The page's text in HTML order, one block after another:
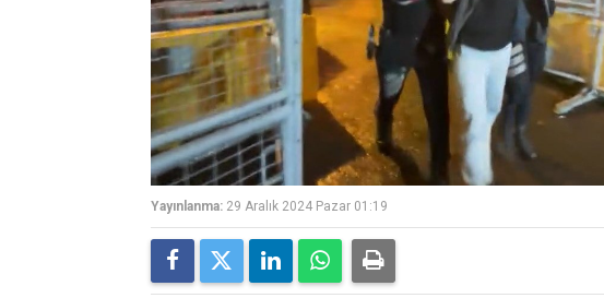
Yayınlanma: 29 Aralık 2024 Pazar 01:19